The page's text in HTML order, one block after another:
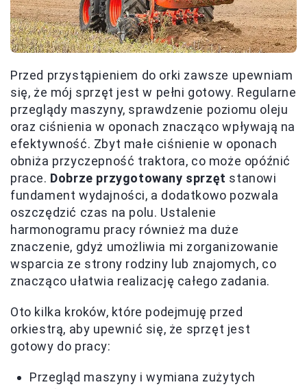
Przed przystąpieniem do orki zawsze upewniam
się, że mój sprzęt jest w pełni gotowy. Regularne
przeglądy maszyny, sprawdzenie poziomu oleju
oraz ciśnienia w oponach znacząco wpływają na
efektywność. Zbyt małe ciśnienie w oponach
obniża przyczepność traktora, co może opóźnić
prace. Dobrze przygotowany sprzęt stanowi
fundament wydajności, a dodatkowo pozwala
oszczędzić czas na polu. Ustalenie
harmonogramu pracy również ma duże
znaczenie, gdyż umożliwia mi zorganizowanie
wsparcia ze strony rodziny lub znajomych, co
znacząco ułatwia realizację całego zadania.
Oto kilka kroków, które podejmuję przed
orkiestrą, aby upewnić się, że sprzęt jest
gotowy do pracy:
Przegląd maszyny i wymiana zużytych